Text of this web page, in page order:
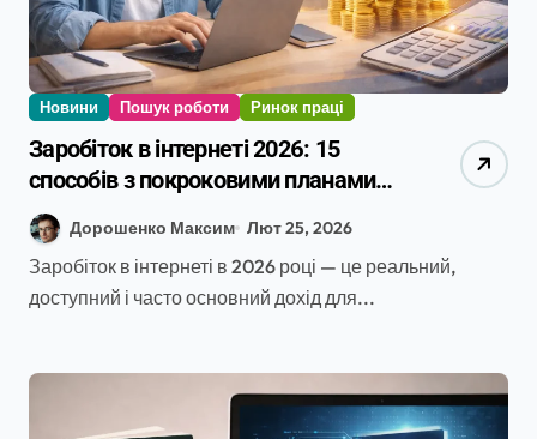
Новини Пошук роботи Ринок праці
Заробіток в інтернеті 2026: 15
способів з покроковими планами
та реальними кейсами
Дорошенко Максим Лют 25, 2026
Заробіток в інтернеті в 2026 році — це реальний,
доступний і часто основний дохід для...